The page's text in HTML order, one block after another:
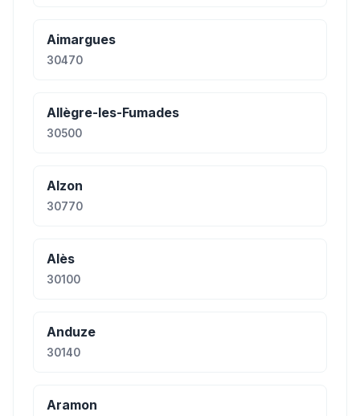
Aimargues
30470
Allègre-les-Fumades
30500
Alzon
30770
Alès
30100
Anduze
30140
Aramon